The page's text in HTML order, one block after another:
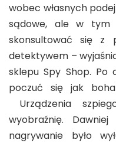
wobec własnych
sądowe, ale w tym
skonsultować się z
detektywem –
sklepu Spy Shop. Po
poczuć się jak
Urządzenia
wyobraźnię.
nagrywanie było